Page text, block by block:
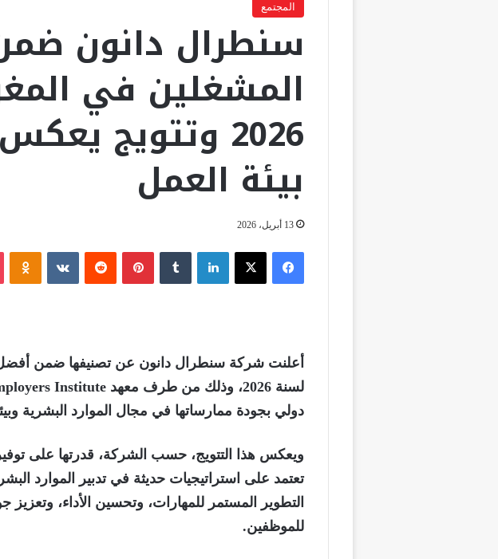
المجتمع
سنطرال دانون
المشغلين في
2026 وتتويج
بيئة العمل
13 أبريل، 2026
فيسبوك ‫X لينكدإن بينتيريست
أعلنت شركة سنطرال دانون عن تصنيفها ضمن
لسنة 2026، وذلك من طرف معهد
Institute
دولي بجودة ممارساتها في مجال الموارد البشرية
ويعكس هذا التتويج، حسب الشركة، قدرتها على
تعتمد على استراتيجيات حديثة في تدبير الموارد
التطوير المستمر للمهارات، وتحسين الأداء، وتعزيز
للموظفين.